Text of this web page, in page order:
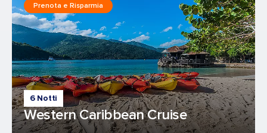
6 Notti
Western Caribbean Cruise
Prenota e Risparmia